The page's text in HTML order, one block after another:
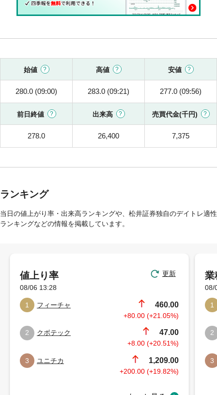
始値 高値 安値
280.0 (09:00) 283.0 (09:21) 277.0 (09:56)
前日終値 出来高 売買代金(千円)
278.0 26,400 7,375
ランキング
当日の値上がり率・出来高ランキングや、松井証券独自のデイトレ適性
ランキングなどの情報を掲載しています。